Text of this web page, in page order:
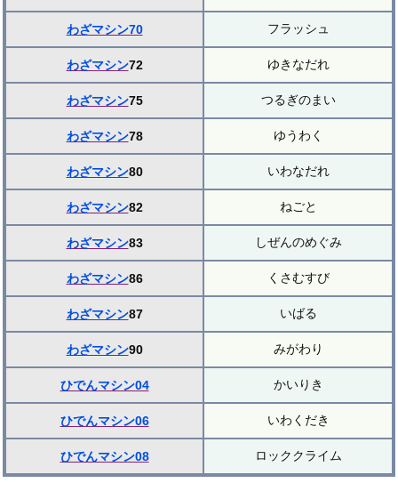
わざマシン70 フラッシュ
わざマシン72 ゆきなだれ
わざマシン75 つるぎのまい
わざマシン78 ゆうわく
わざマシン80 いわなだれ
わざマシン82 ねごと
わざマシン83 しぜんのめぐみ
わざマシン86 くさむすび
わざマシン87 いばる
わざマシン90 みがわり
ひでんマシン04 かいりき
ひでんマシン06 いわくだき
ひでんマシン08 ロッククライム